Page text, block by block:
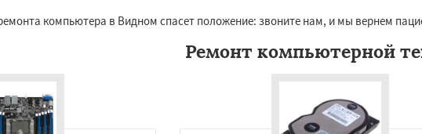
компьютера в Видном спасет положение: звоните нам, и мы вернем
Ремонт компьютерной